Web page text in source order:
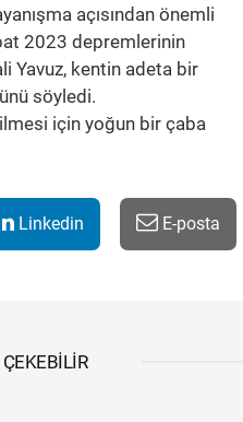
açısından önemli
2023 depremlerinin
Yavuz, kentin adeta bir
söyledi.
için yoğun bir çaba
Linkedin E-posta